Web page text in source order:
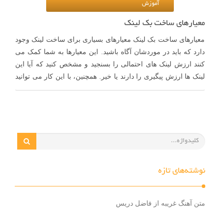
آموزش
معیارهای ساخت بک لینک
معیارهای ساخت بک لینک معیارهای بسیاری برای ساخت لینک وجود
دارد که باید در موردشان آگاه باشید. این معیارها به شما کمک می
کنند ارزش لینک های احتمالی را بسنجید و مشخص کنید که آیا این
لینک ها ارزش پیگیری را دارند یا خیر. همچنین، با این کار می توانید
…
نوشته‌های تازه
متن آهنگ غریبه از فاضل دریس